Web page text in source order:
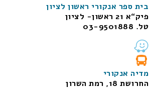
בית ספר אנקורי ראשון לציון
פיק“א 21 ראשון- לציון
טל. 03-9501888
מדיה אנקורי
החרושת 18, רמת השרון